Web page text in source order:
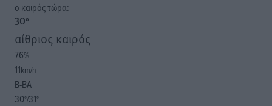
o καιρός τώρα:
30°
αίθριος καιρός
76%
11km/h
Β-ΒΑ
30°/31°